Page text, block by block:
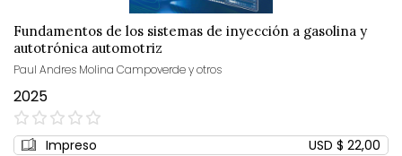
Fundamentos de los sistemas de inyección a gasolina y
autotrónica automotriz
Paul Andres Molina Campoverde y otros
2025
0%
Impreso USD $ 22,00